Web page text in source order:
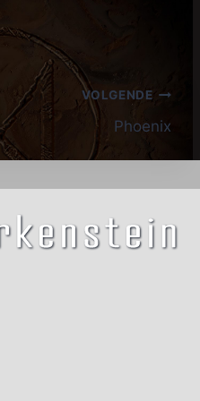
VOLGENDE
Phoenix